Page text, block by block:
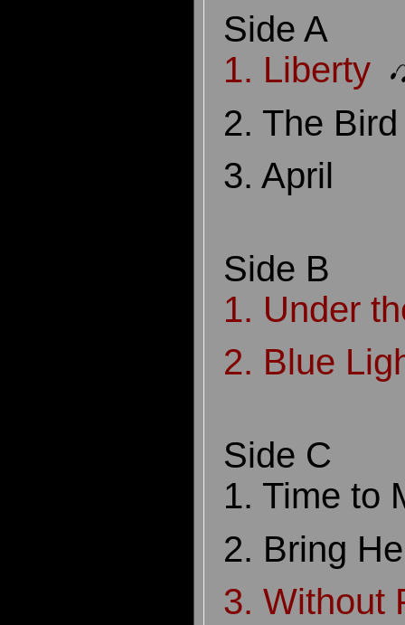
Side A
1. Liberty
2. The
3. April
Side B
1. Under
2. Blue
Side C
1. Time to
2. Bring
3. Without